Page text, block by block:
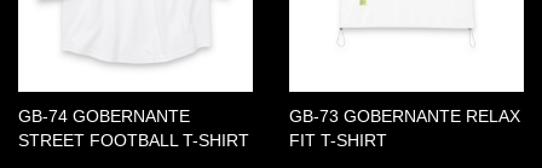
GB-74 GOBERNANTE
STREET FOOTBALL T-SHIRT
GB-73 GOBERNANTE RELAX
FIT T-SHIRT